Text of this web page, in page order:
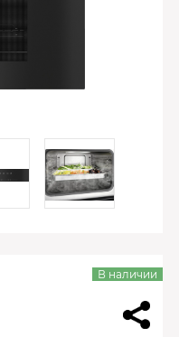
В наличии